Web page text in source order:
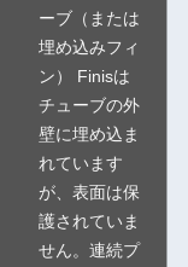
ーブ（または
埋め込みフィ
ン） Finisは
チューブの外
壁に埋め込ま
れています
が、表面は保
護されていま
せん。連続プ